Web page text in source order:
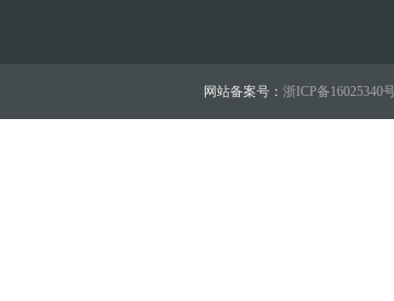
网站备案号： 浙ICP备16025340